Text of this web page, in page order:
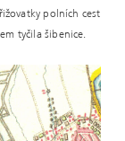
polních cest
tyčila šibenice.